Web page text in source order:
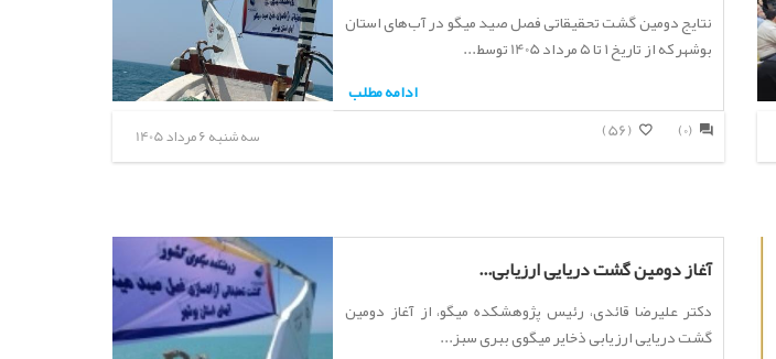
نتایج دومین گشت تحقیقاتی فصل صید میگو در آب‌های استان
بوشهر که از تاریخ ۱ تا ۵ مرداد 1405 توسط...
ادامه مطلب
سه شنبه 6 مرداد 1405 (56) (0)
آغاز دومین گشت دریایی ارزیابی...
دکتر علیرضا قائدی، رئیس پژوهشکده میگو، از آغاز دومین
گشت دریایی ارزیابی ذخایر میگوی ببری سبز...